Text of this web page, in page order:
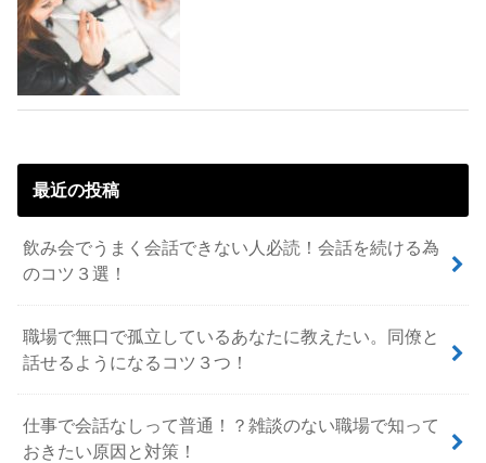
最近の投稿
飲み会でうまく会話できない人必読！会話を続ける為
のコツ３選！
職場で無口で孤立しているあなたに教えたい。同僚と
話せるようになるコツ３つ！
仕事で会話なしって普通！？雑談のない職場で知って
おきたい原因と対策！